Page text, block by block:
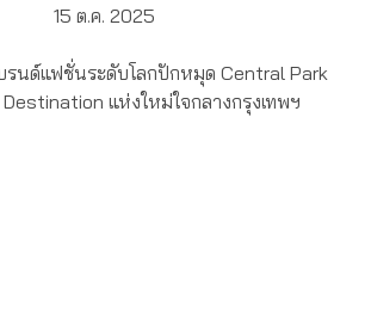
15 ต.ค. 2025